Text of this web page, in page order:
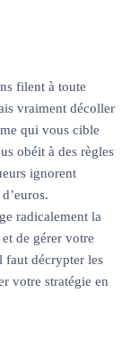
filent à toute
vraiment décoller
qui vous cible
obéit à des règles
ignorent
radicalement la
de gérer votre
faut décrypter les
votre stratégie en